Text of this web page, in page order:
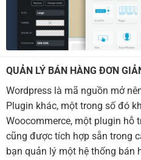
QUẢN LÝ BÁN HÀNG ĐƠN
Wordpress là mã nguồn mở
Plugin khác, một trong số đó
Woocommerce, một plugin hỗ
cũng được tích hợp sẵn trong
bạn quản lý một hệ thống bán